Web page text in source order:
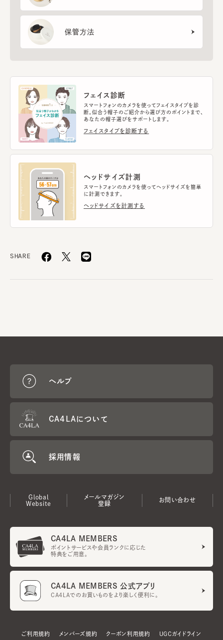
保管方法
フェイス診断
スマートフォンのカメラを使ってフェイスタイプを診
断。似合う帽子のご紹介から選び方のポイントまで、
あなたの帽子選びをサポートします。
フェイスタイプを診断する
ヘッドサイズ計測
スマートフォンのカメラを使ってヘッドサイズを簡単
に計測できます。
ヘッドサイズを計測する
SHARE
ヘルプ
CA4LAについて
採用情報
Global
Website
メールマガジン
登録
お問い合わせ
CA4LA MEMBERS
ポイントサービスや会員ランクに応じた
特典をご用意。
CA4LA MEMBERS 公式アプリ
CA4LAでのお買いものをより楽しく便利に。
ご利用規約 メンバーズ規約 クーポン利用規約 UGCガイドライン